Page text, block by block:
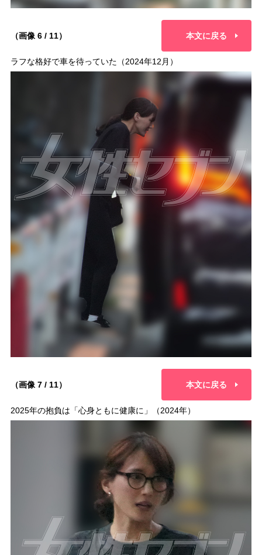
（画像 6 / 11） 本文に戻る
ラフな格好で車を待っていた（2024年12月）
（画像 7 / 11） 本文に戻る
2025年の抱負は「心身ともに健康に」（2024年）